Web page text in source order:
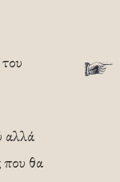
αλλά
που θα